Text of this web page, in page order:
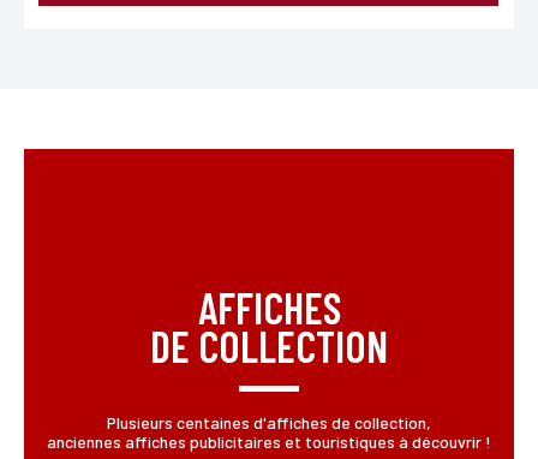
AFFICHES
DE COLLECTION
Plusieurs centaines d'affiches de collection,
anciennes affiches publicitaires et touristiques à découvrir !